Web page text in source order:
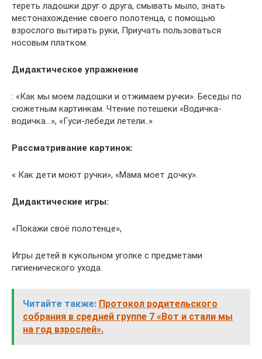
тереть ладошки друг о друга, смывать мыло, знать
местонахождение своего полотенца, с помощью
взрослого вытирать руки, Приучать пользоваться
носовым платком.
Дидактическое упражнение
: «Как мы моем ладошки и отжимаем ручки». Беседы по
сюжетным картинкам. Чтение потешеки «Водичка-
водичка…», «Гуси-лебеди летели..»
Рассматривание картинок:
« Как дети моют ручки», «Мама моет дочку».
Дидактические игры:
«Покажи своё полотенце»,
Игры детей в кукольном уголке с предметами
гигиенического ухода.
Читайте также: Протокол родительского
собрания в средней группе 7 «Вот и стали мы
на год взрослей».